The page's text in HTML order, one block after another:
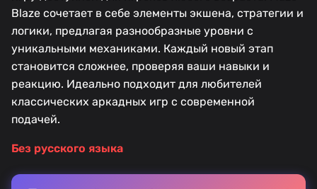
Blaze сочетает в себе элементы экшена, стратегии и
логики, предлагая разнообразные уровни с
уникальными механиками. Каждый новый этап
становится сложнее, проверяя ваши навыки и
реакцию. Идеально подходит для любителей
классических аркадных игр с современной
подачей.
Без русского языка